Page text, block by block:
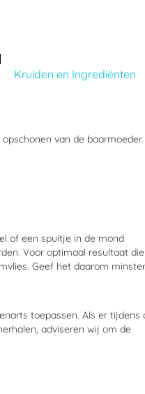
Kruiden en Ingrediënten
van de baarmoeder.
of een spuitje in de mond
Voor optimaal resultaat
Geef het daarom
toepassen. Als er tijdens
adviseren wij om de